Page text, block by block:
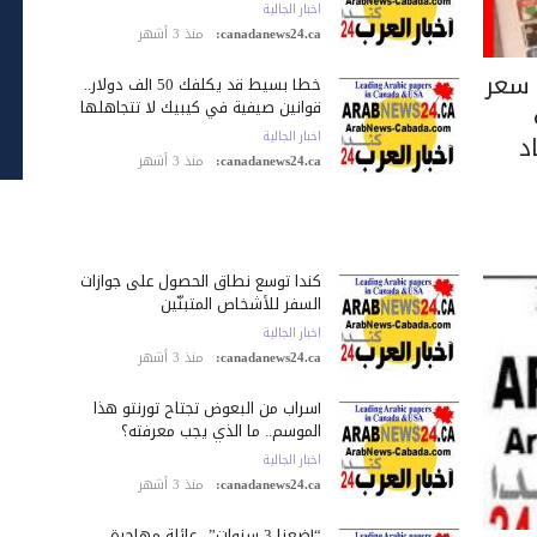
سعر
اخبار الجالية
canadanews24.ca: منذ 3 أشهر
خطأ بسيط قد يكلّفك 50 ألف دولار..
قوانين صيفية في كيبيك لا تتجاهلها
اخبار الجالية
canadanews24.ca: منذ 3 أشهر
كندا توسع نطاق الحصول على جوازات
السفر للأشخاص المتبنّين
اخبار الجالية
canadanews24.ca: منذ 3 أشهر
أسراب من البعوض تجتاح تورنتو هذا
الموسم.. ما الذي يجب معرفته؟
اخبار الجالية
canadanews24.ca: منذ 3 أشهر